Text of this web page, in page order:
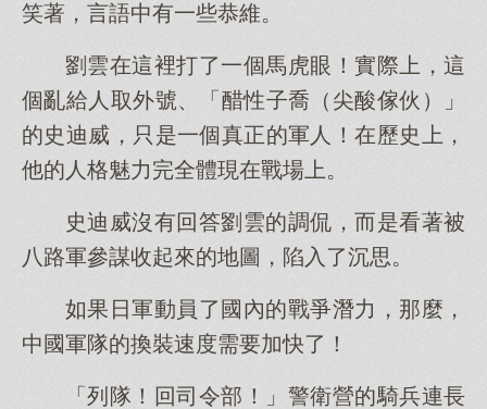
笑著，言語中有一些恭維。
劉雲在這裡打了一個馬虎眼！實際上，這
個亂給人取外號、「醋性子喬（尖酸傢伙）」
的史迪威，只是一個真正的軍人！在歷史上，
他的人格魅力完全體現在戰場上。
史迪威沒有回答劉雲的調侃，而是看著被
八路軍參謀收起來的地圖，陷入了沉思。
如果日軍動員了國內的戰爭潛力，那麼，
中國軍隊的換裝速度需要加快了！
「列隊！回司令部！」警衛營的騎兵連長